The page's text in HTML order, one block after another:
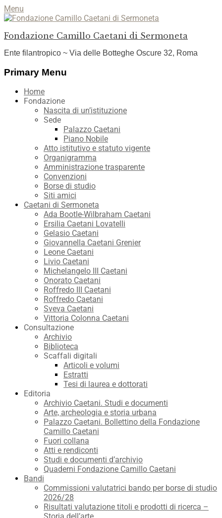
Menu
Fondazione Camillo Caetani di Sermoneta
Ente filantropico ~ Via delle Botteghe Oscure 32, Roma
Facebook
YouTube
Instagram
Primary Menu
Skip
Home
Fondazione
Nascita di un’istituzione
Sede
Palazzo Caetani
Piano Nobile
Atto istitutivo e statuto vigente
Organigramma
Amministrazione trasparente
Convenzioni
Borse di studio
Siti amici
Caetani di Sermoneta
Ada Bootle-Wilbraham Caetani
Ersilia Caetani Lovatelli
Gelasio Caetani
Giovannella Caetani Grenier
Leone Caetani
Livio Caetani
Michelangelo III Caetani
Onorato Caetani
Roffredo III Caetani
Roffredo Caetani
Sveva Caetani
Vittoria Colonna Caetani
Consultazione
Archivio
Biblioteca
Scaffali digitali
Articoli e volumi
Estratti
Tesi di laurea e dottorati
Editoria
Archivio Caetani. Studi e documenti
Arte, archeologia e storia urbana
Palazzo Caetani. Bollettino della Fondazione
Camillo Caetani
Fuori collana
Atti e rendiconti
Studi e documenti d’archivio
Quaderni Fondazione Camillo Caetani
Bandi
Commissioni valutatrici bando per borse di studio
2026/28
Risultati valutazione titoli e prodotti di ricerca –